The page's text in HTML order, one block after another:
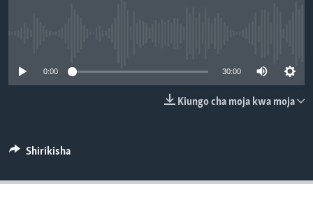
0:00 30:00
Kiungo cha moja kwa moja
Shirikisha